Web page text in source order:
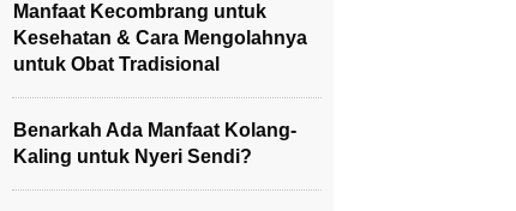
Manfaat Kecombrang untuk
Kesehatan & Cara Mengolahnya
untuk Obat Tradisional
Benarkah Ada Manfaat Kolang-
Kaling untuk Nyeri Sendi?